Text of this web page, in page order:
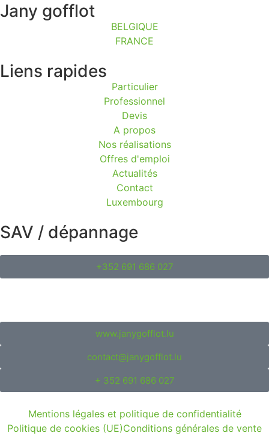
Jany gofflot
BELGIQUE
FRANCE
Liens rapides
Particulier
Professionnel
Devis
A propos
Nos réalisations
Offres d'emploi
Actualités
Contact
Luxembourg
SAV / dépannage
+352 691 686 027
www.janygofflot.lu
contact@janygofflot.lu
+ 352 691 686 027
Mentions légales et politique de confidentialité
Politique de cookies (UE)Conditions générales de vente